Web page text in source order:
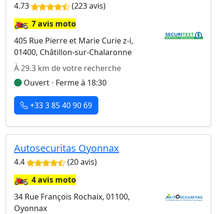
4.73 (223 avis)
🏍️7 avis moto
405 Rue Pierre et Marie Curie z-i,
01400, Châtillon-sur-Chalaronne
À 29.3 km de votre recherche
Ouvert ⋅ Ferme à 18:30
+33 3 85 40 90 69
Autosecuritas Oyonnax
4.4 (20 avis)
🏍️4 avis moto
34 Rue François Rochaix, 01100,
Oyonnax